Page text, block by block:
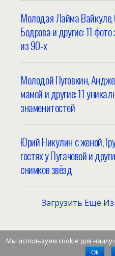
Молодая Лайма
Бодрова и другие: 11
из 90-х
Молодой Пуговкин,
мамой и другие: 11
знаменитостей
Юрий Никулин с женой,
гостях у Пугачевой и
снимков звёзд
Загрузить Еще
Мы используем cookie для
Ok